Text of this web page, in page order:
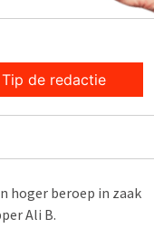
Tip de redactie
hoger beroep in zaak
Ali B.